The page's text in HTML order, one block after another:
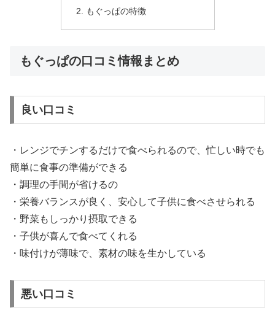
もぐっぱの特徴
もぐっぱの口コミ情報まとめ
良い口コミ
・レンジでチンするだけで食べられるので、忙しい時でも
簡単に食事の準備ができる
・調理の手間が省けるの
・栄養バランスが良く、安心して子供に食べさせられる
・野菜もしっかり摂取できる
・子供が喜んで食べてくれる
・味付けが薄味で、素材の味を生かしている
悪い口コミ